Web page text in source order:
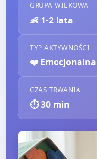
GRUPA WIEKOWA
👶 1-2 lata
TYP AKTYWNOŚCI
❤️ Emocjonalna
CZAS TRWANIA
⏱️30 min